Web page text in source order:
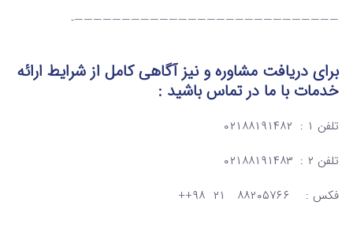
————————————————————————————-
برای دریافت مشاوره و نیز آگاهی کامل از شرایط ارائه
خدماتبا ما در تماسباشید :
تلفن ۱ : ۰۲۱۸۸۱۹۱۴۸۲
تلفن ۲ : ۰۲۱۸۸۱۹۱۴۸۳
فکس : ۸۸۲۰۵۷۶۶ ۲۱ ۹۸++